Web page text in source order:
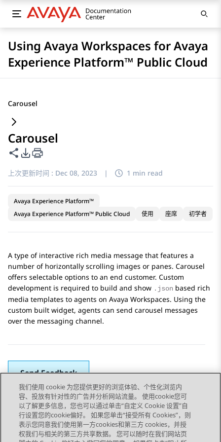
Using Avaya Workspaces for Avaya
Experience Platform™ Public Cloud
Carousel
Carousel
共享此页面
PDF 导出选项
上次更新时间 : Dec 08, 2023 | 1 min read
Avaya Experience Platform™
Avaya Experience Platform™ Public Cloud
使用 座席 初学者
A type of interactive rich media message that features a
number of horizontally scrolling images or panes. Carousel
offers selectable options to an end customer. Custom
development is required to build and show .json based rich
media templates to agents on Avaya Workspaces. Using the
custom built widget, agents can send carousel messages
over the messaging channel.
Send Feedback
Topic navigation
上一主题 下一主题
我们使用 cookie 为您提供更好的浏览体验、个性化浏览内
容、投放有针对性的广告并分析网站流量。 使用cookie您可
以了解更多信息，您也可以通过单击“自定义 Cookie 设置”自
行设置您的cookie偏好。 如果您单击“接受所有 Cookies”，则
表示您同意我们使用第一方cookies和第三方 cookies，并授
权我们与相关的第三方共享数据。 您可以随时在我们网站页